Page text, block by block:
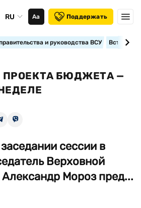
RU Аа Поддержать
и руководства ВСУ
БЮДЖЕТА —
сессии в
Верховной
Мороз пред...